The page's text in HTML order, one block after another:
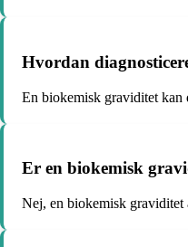
Hvordan
En biokemisk graviditet kan
Er en biokemisk
Nej, en biokemisk graviditet